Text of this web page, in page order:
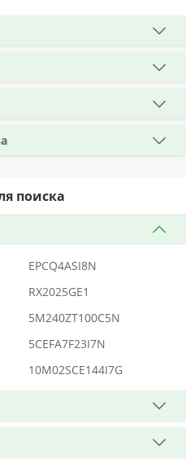
поиска
EPCQ4ASI8N
RX2025GE1
5M240ZT100C5N
5CEFA7F23I7N
10M02SCE144I7G